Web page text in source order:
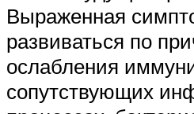
Выраженная
развиваться по
ослабления
сопутствующих